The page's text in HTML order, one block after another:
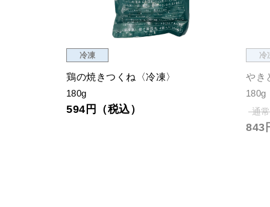
冷凍
鶏の焼きつくね〈冷凍〉
180g
594円（税込）
冷
やき
180g
通
843